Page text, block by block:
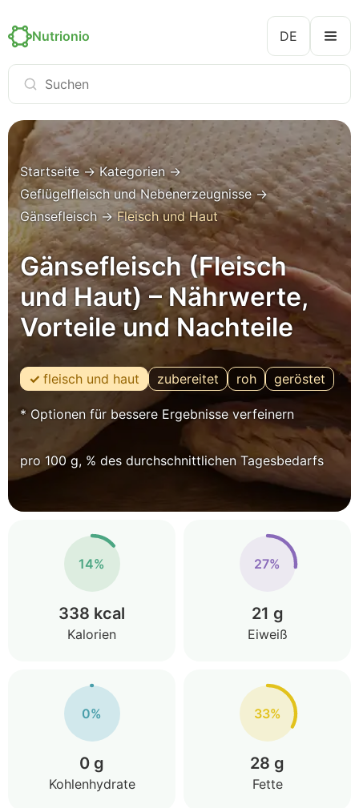
Nutrionio DE
Startseite→Kategorien→
Geflügelfleisch und Nebenerzeugnisse→
Gänsefleisch→ Fleisch und Haut
Gänsefleisch (Fleisch
und Haut) – Nährwerte,
Vorteile und Nachteile
fleisch und haut zubereitet roh geröstet
* Optionen für bessere Ergebnisse verfeinern
pro 100 g, % des durchschnittlichen Tagesbedarfs
14%
338 kcal
Kalorien
27%
21 g
Eiweiß
0%
0 g
Kohlenhydrate
33%
28 g
Fette